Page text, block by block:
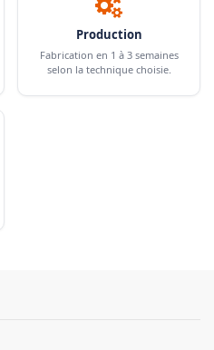
Production
Fabrication en 1 à 3 semaines
selon la technique choisie.